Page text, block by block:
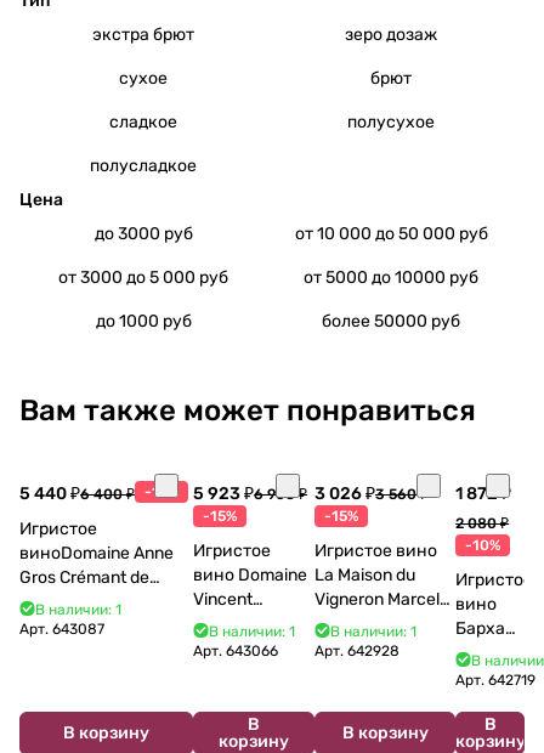
экстра брют
зеро дозаж
сухое брют
сладкое полусухое
полусладкое
Цена
до 3000 руб
от 10 000 до 50 000 руб
от 3000 до 5 000 руб от 5000 до 10000 руб
до 1000 руб более 50000 руб
Вам также может понравиться
5 440 ₽6 400 ₽ -15%
Игристое
виноDomaine Anne
Gros Crémant de
Bourgogne La Fun en
Bulles Chardonnay et
В наличии: 1
Арт. 643087
В корзину
5 923 ₽6 968 ₽
-15%
Игристое
вино Domaine
Vincent
Bouzereau
Crémant de
В наличии: 1
Арт.643066
В
корзину
3 026 ₽3 560 ₽
-15%
Игристое вино
La Maison du
Vigneron Marcel
Cabelier Cremant
du Jura
В наличии: 1
Арт. 642928
В корзину
1 872 ₽
2 080 ₽
-10%
Игристое
вино
Бархат
Остров
2025
В
Арт.642719
В
корзину